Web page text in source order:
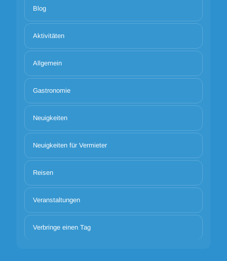
Blog
Aktivitäten
Allgemein
Gastronomie
Neuigkeiten
Neuigkeiten für Vermieter
Reisen
Veranstaltungen
Verbringe einen Tag